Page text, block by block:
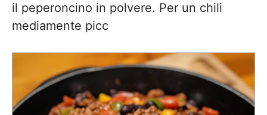
il peperoncino in polvere. Per un chili
mediamente picc